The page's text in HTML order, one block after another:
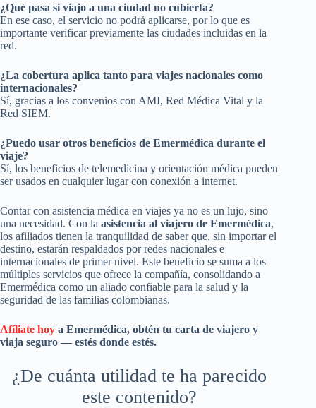
¿Qué pasa si viajo a una ciudad no cubierta?
En ese caso, el servicio no podrá aplicarse, por lo que es
importante verificar previamente las ciudades incluidas en la
red.
¿La cobertura aplica tanto para viajes nacionales como
internacionales?
Sí, gracias a los convenios con AMI, Red Médica Vital y la
Red SIEM.
¿Puedo usar otros beneficios de Emermédica durante el
viaje?
Sí, los beneficios de telemedicina y orientación médica pueden
ser usados en cualquier lugar con conexión a internet.
Contar con asistencia médica en viajes ya no es un lujo, sino
una necesidad. Con la asistencia al viajero de Emermédica,
los afiliados tienen la tranquilidad de saber que, sin importar el
destino, estarán respaldados por redes nacionales e
internacionales de primer nivel. Este beneficio se suma a los
múltiples servicios que ofrece la compañía, consolidando a
Emermédica como un aliado confiable para la salud y la
seguridad de las familias colombianas.
Afíliate hoy a Emermédica, obtén tu carta de viajero y
viaja seguro — estés donde estés.
¿De cuánta utilidad te ha parecido
este contenido?